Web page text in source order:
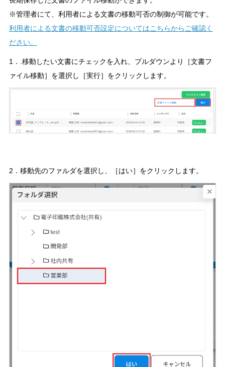
※管理者にて、利用者による文書の移動可否の制御が可能です。
利用者による文書の移動可否設定についてはこちらからご確認く
ださい。
1．.移動したい文書にチェックを入れ、プルダウンより［文書フ
ァイル移動］を選択し［実行］をクリックします。
2．移動先のファルダを選択し、［はい］をクリックします。